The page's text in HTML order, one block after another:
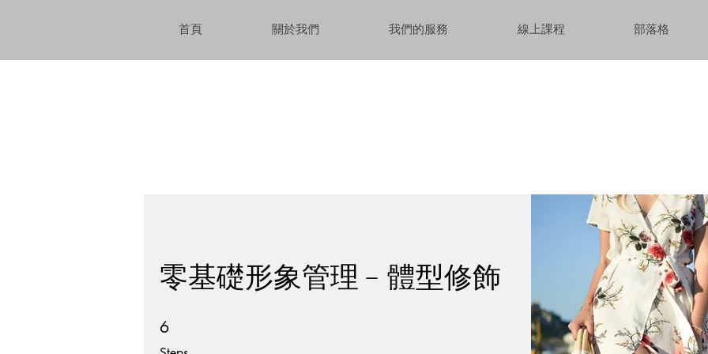
首頁 關於我們 我們的服務 線上課程 部落格
零基礎形象管理﹣體型修飾
66 Steps